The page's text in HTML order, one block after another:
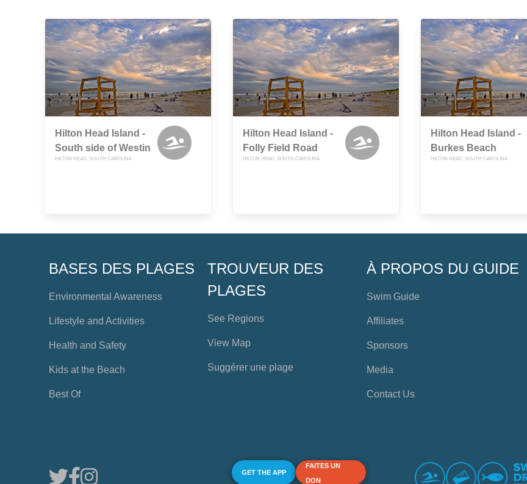
Hilton Head Island -
South side of Westin
HILTON HEAD, SOUTH CAROLINA
Hilton Head Island -
Folly Field Road
HILTON HEAD, SOUTH CAROLINA
Hilton Head Island -
Burkes Beach
HILTON HEAD, SOUTH CAROLINA
BASES DES PLAGES
Environmental Awareness
Lifestyle and Activities
Health and Safety
Kids at the Beach
Best Of
TROUVEUR DES
PLAGES
See Regions
View Map
Suggérer une plage
À PROPOS DU GUIDE
Swim Guide
Affiliates
Sponsors
Media
Contact Us
GET THE APP
FAITES UN
DON